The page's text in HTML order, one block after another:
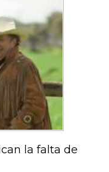
la falta de